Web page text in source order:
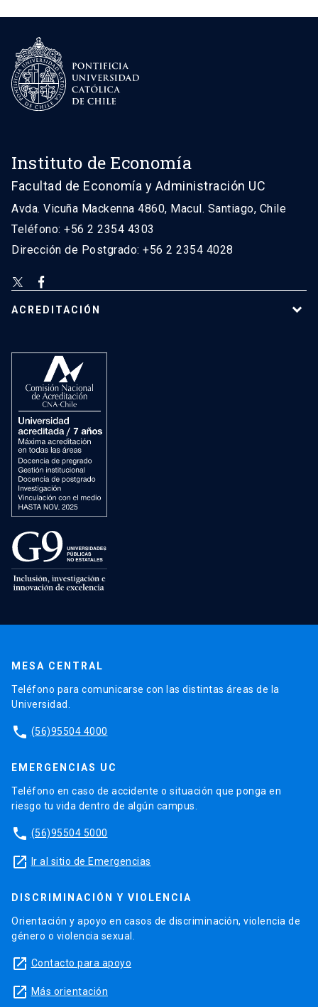
Instituto de Economía
Facultad de Economía y Administración UC
Avda. Vicuña Mackenna 4860, Macul. Santiago, Chile
Teléfono: +56 2 2354 4303
Dirección de Postgrado: +56 2 2354 4028
ACREDITACIÓN
MESA CENTRAL
Teléfono para comunicarse con las distintas áreas de la
Universidad.
phone (56)95504 4000
EMERGENCIAS UC
Teléfono en caso de accidente o situación que ponga en
riesgo tu vida dentro de algún campus.
phone (56)95504 5000
launch Ir al sitio de Emergencias
DISCRIMINACIÓN Y VIOLENCIA
Orientación y apoyo en casos de discriminación, violencia de
género o violencia sexual.
launch Contacto para apoyo
launch Más orientación